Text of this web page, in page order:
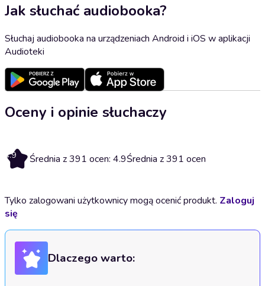
Jak słuchać audiobooka?
Słuchaj audiobooka na urządzeniach Android i iOS w aplikacji
Audioteki
Oceny i opinie słuchaczy
4.9 Średnia z 391 ocen: 4.9Średnia z 391 ocen
Tylko zalogowani użytkownicy mogą ocenić produkt. Zaloguj
się
Dlaczego warto: